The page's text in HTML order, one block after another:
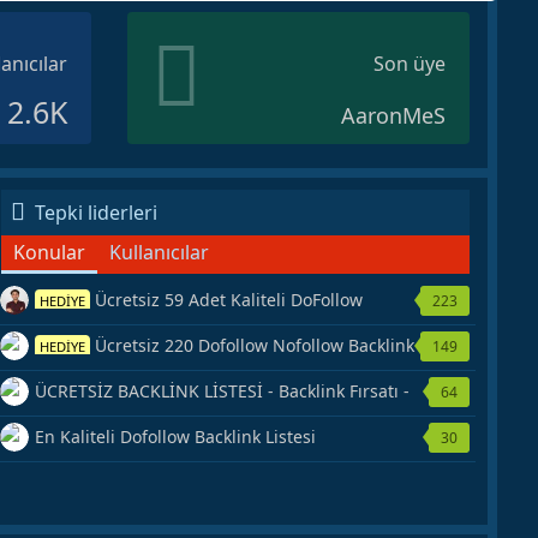
2.6K
Son üye
AaronMeS
Tepki liderleri
Konular
Kullanıcılar
HEDİYE Ücretsiz 59 Adet Kaliteli DoFollow
Backlink Kaynağı Veriyorum.
223
HEDİYE Ücretsiz 220 Dofollow Nofollow Backlink
Veriyorum
149
ÜCRETSİZ BACKLİNK LİSTESİ - Backlink Fırsatı -
Hemen Yetiş!
64
En Kaliteli Dofollow Backlink Listesi 30